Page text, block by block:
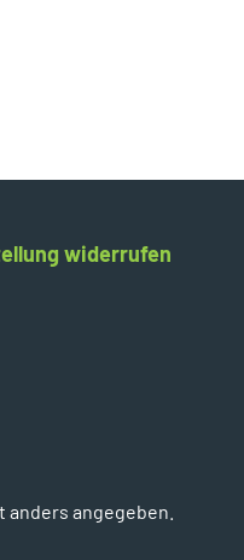
widerrufen
angegeben.